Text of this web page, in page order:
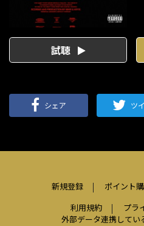
試聴
シェア ツ
新規登録 ポイント
利用規約
プラ
外部データ連携してい